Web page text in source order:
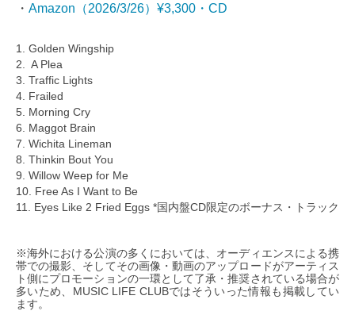
・ Amazon（2026/3/26）¥3,300・CD
1. Golden Wingship
2. A Plea
3. Traffic Lights
4. Frailed
5. Morning Cry
6. Maggot Brain
7. Wichita Lineman
8. Thinkin Bout You
9. Willow Weep for Me
10. Free As I Want to Be
11. Eyes Like 2 Fried Eggs *国内盤CD限定のボーナス・トラック
※海外における公演の多くにおいては、オーディエンスによる携
帯での撮影、そしてその画像・動画のアップロードがアーティス
ト側にプロモーションの一環として了承・推奨されている場合が
多いため、MUSIC LIFE CLUBではそういった情報も掲載してい
ます。